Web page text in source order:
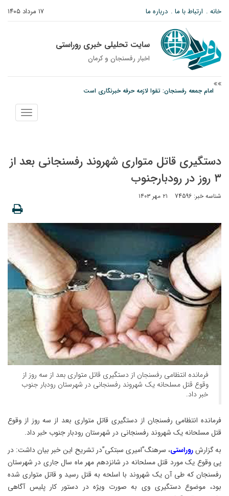
۱۷ مرداد ۱۴۰۵ خانه ارتباط با ما درباره ما
سایت تحلیلی خبری روراستی
اخبار رفسنجان و كرمان
پیش‌بینی هواشناسی برای استان کرمان؛ از وزش باد و گردوخاک تا رگبار و رعدوبرق
نمایش
منو
دستگیری قاتل متواری شهروند رفسنجانی بعد از
۳ روز در رودبارجنوب
شناسه خبر: 74596 ۲۱ مهر ۱۴۰۳
فرمانده انتظامی رفسنجان از دستگیری قاتل متواری بعد از سه روز از
وقوع قتل مسلحانه یک شهروند رفسنجانی در شهرستان رودبار جنوب
خبر داد.
فرمانده انتظامی رفسنجان از دستگیری قاتل متواری بعد از سه روز از وقوع
قتل مسلحانه یک شهروند رفسنجانی در شهرستان رودبار جنوب خبر داد.
به گزارشروراستی، سرهنگ”امیری سبتکی”در تشریح این خبر بیان داشت: در
پی وقوع یک مورد قتل مسلحانه در شانزدهم مهر ماه سال جاری در شهرستان
رفسنجان که طی آن یک شهروند با اسلحه به قتل رسید و قاتل متواری شده
بود، موضوع دستگیری وی به صورت ویژه در دستور کار پلیس آگاهی